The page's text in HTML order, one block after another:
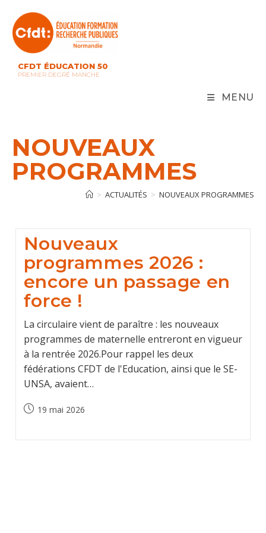
content
CFDT ÉDUCATION 50
PREMIER DEGRÉ MANCHE
MENU
NOUVEAUX
PROGRAMMES
> ACTUALITÉS > NOUVEAUX PROGRAMMES
Nouveaux
programmes 2026 :
encore un passage en
force !
La circulaire vient de paraître : les nouveaux
programmes de maternelle entreront en vigueur
à la rentrée 2026.Pour rappel les deux
fédérations CFDT de l'Education, ainsi que le SE-
UNSA, avaient…
Publication
19 mai 2026